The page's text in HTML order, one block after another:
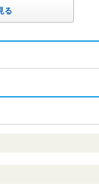
る